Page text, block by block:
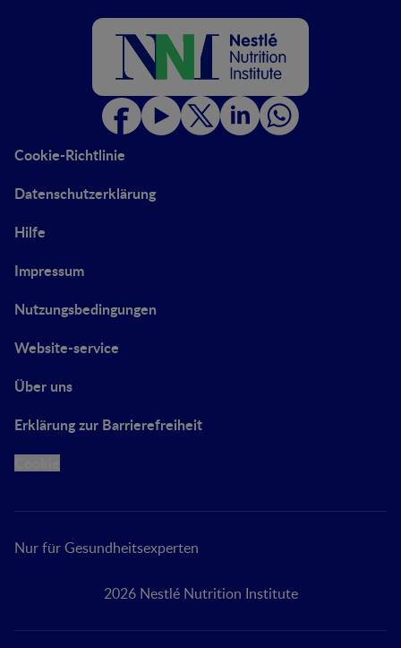
Cookie-Richtlinie
Datenschutzerklärung
Hilfe
Impressum
Nutzungsbedingungen
Website-service
Über uns
Erklärung zur Barrierefreiheit
Nur für Gesundheitsexperten
2026 Nestlé Nutrition Institute